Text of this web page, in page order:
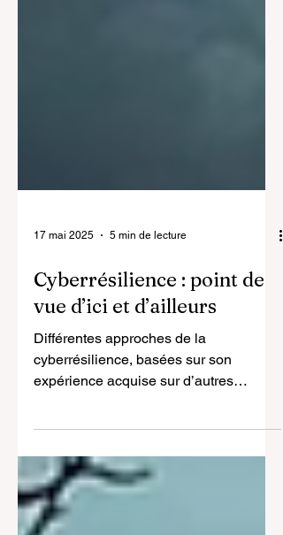
17 mai 2025 5 min de lecture
Cyberrésilience : point de
vue d’ici et d’ailleurs
cyberrésilience, basées sur son
continents, en Amérique et dans le
Pacifique.